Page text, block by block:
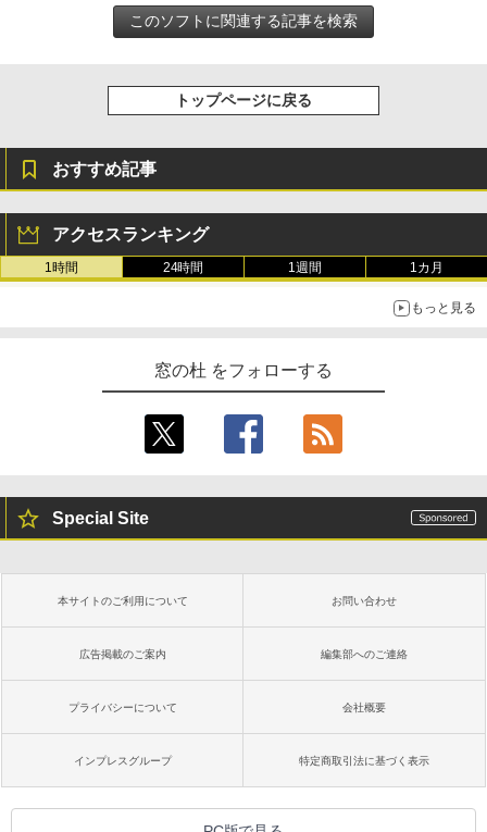
トップページに戻る
おすすめ記事
アクセスランキング
1時間 24時間 1週間 1カ月
もっと見る
窓の杜 をフォローする
Special Site
本サイトのご利用について お問い合わせ
広告掲載のご案内 編集部へのご連絡
プライバシーについて 会社概要
インプレスグループ 特定商取引法に基づく表示